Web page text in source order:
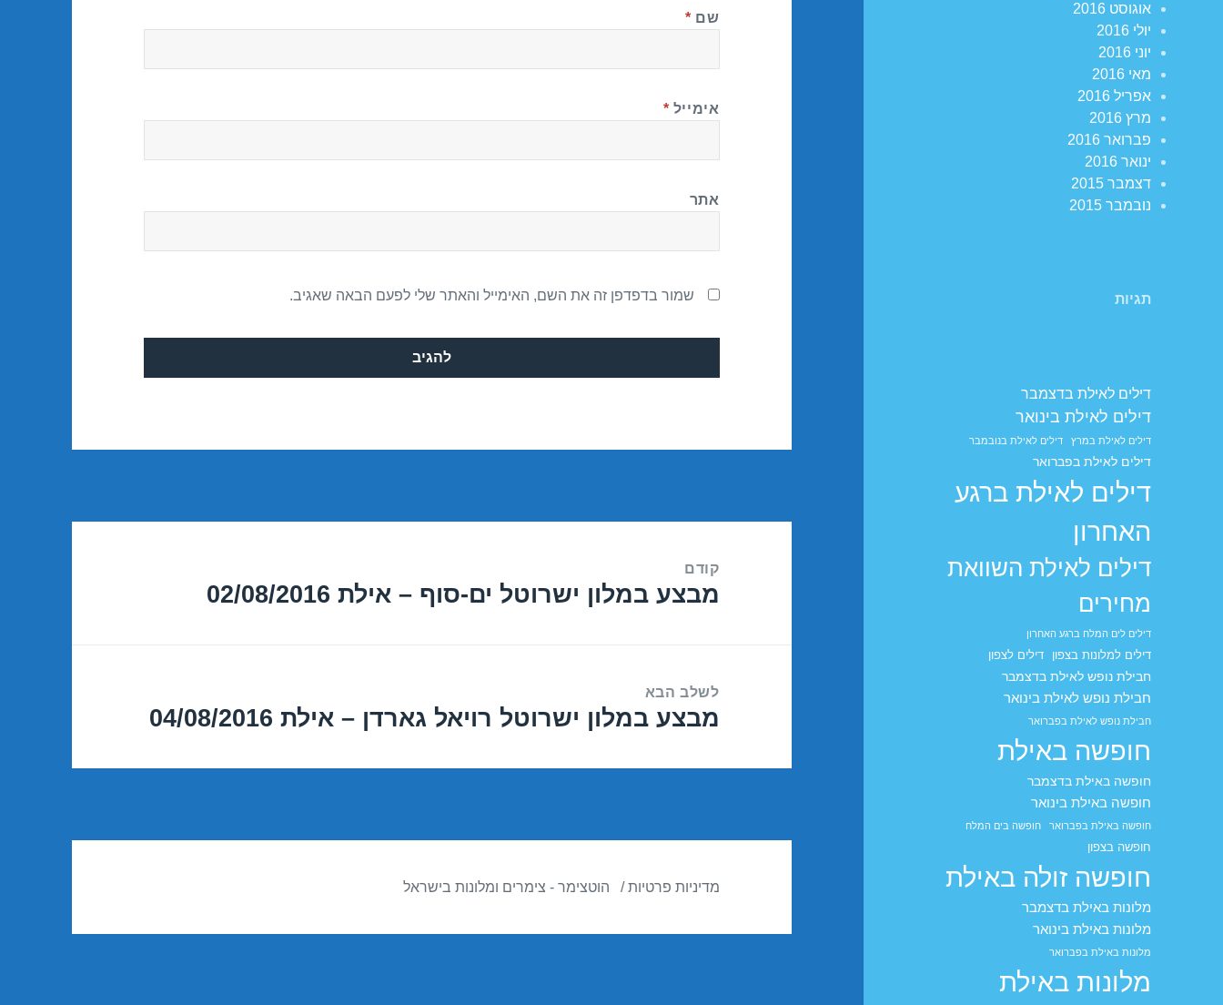
אוגוסט 2016
יולי 2016
יוני 2016
מאי 2016
אפריל 2016
מרץ 2016
פברואר 2016
ינואר 2016
דצמבר 2015
נובמבר 2015
תגיות
דילים לאילת בדצמבר
דילים לאילת בינואר
דילים לאילת במרץ דילים לאילת בנובמבר
דילים לאילת בפברואר
דילים לאילת ברגע
האחרון
דילים לאילת השוואת
מחירים
דילים לים המלח ברגע האחרון
דילים למלונות בצפון דילים לצפון
חבילת נופש לאילת בדצמבר
חבילת נופש לאילת בינואר
חבילת נופש לאילת בפברואר
חופשה באילת
חופשה באילת בדצמבר
חופשה באילת בינואר
חופשה באילת בפברואר חופשה בים המלח
חופשה בצפון
חופשה זולה באילת
מלונות באילת בדצמבר
מלונות באילת בינואר
מלונות באילת בפברואר
מלונות באילת
שם *
אימייל *
אתר
שמור בדפדפן זה את השם, האימייל והאתר שלי לפעם הבאה שאגיב.
קודם
הפוסט
מבצע במלון ישרוטל ים-סוף – אילת 02/08/2016
לשלב הבא
הפוסט
מבצע במלון ישרוטל רויאל גארדן – אילת 04/08/2016
מדיניות פרטיות הוטצימר - צימרים ומלונות בישראל